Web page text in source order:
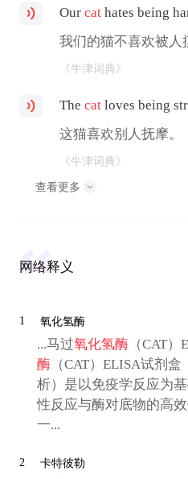
Ourcat hates being
我们的猫不喜欢被人
《牛津词典》
Thecat loves being
这猫喜欢别人抚摩。
《牛津词典》
查看更多
网络释义
1 氧化氢酶
...马过氧化氢酶（CAT）
酶（CAT）ELISA试剂
析）是以免疫学反应为
性反应与酶对底物的高
一...
2 卡特彼勒